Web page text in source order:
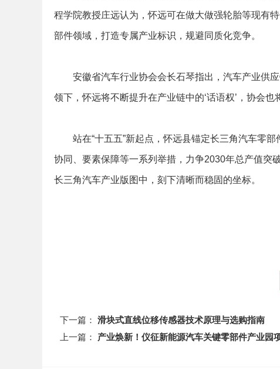
程学院教授庄远认为，怀远可在做大做强轮胎等现有
部件领域，打造专属产业标识，规避同质化竞争。
安徽省汽车行业协会会长石琴指出，汽车产业供应
领下，怀远将不断提升在产业链中的‘话语权’，协会
站在“十五五”新起点，怀远县锚定长三角汽车零部
协同、要素保障等一系列举措，力争2030年总产值突
长三角汽车产业版图中，刻下清晰而稳固的坐标。
下一篇： 滑块式直线位移传感器技术原理与选购指南
上一篇： 产业焕新！仪征新能源汽车关键零部件产业园